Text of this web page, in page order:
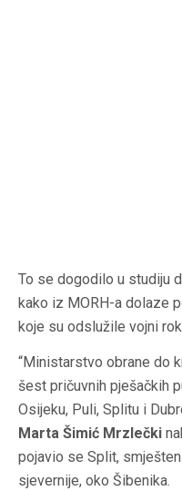
To se dogodilo u studiju
kako iz MORH-a dolaze
koje su odslužile vojni
“Ministarstvo obrane do
šest pričuvnih pješačkih
Osijeku, Puli, Splitu i
Marta Šimić Mrzlečki
pojavio se Split,
sjevernije, oko Šibenika.